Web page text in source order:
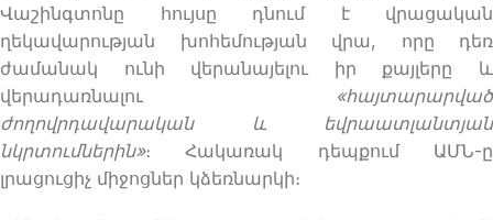
Վաշինգտոնը հույսը դնում է վրացական
ղեկավարության խոհեմության վրա, որը դեռ
ժամանակ ունի վերանայելու իր քայլերը և
վերադառնալու «հայտարարված
ժողովրդավարական և եվրաատլանտյան
նկրտումներին»։ Հակառակ դեպքում ԱՄՆ-ը
լրացուցիչ միջոցներ կձեռնարկի։